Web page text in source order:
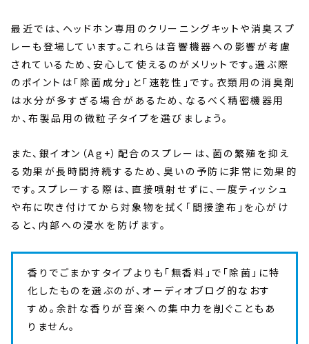
最近では、ヘッドホン専用のクリーニングキットや消臭スプ
レーも登場しています。これらは音響機器への影響が考慮
されているため、安心して使えるのがメリットです。選ぶ際
のポイントは「除菌成分」と「速乾性」です。衣類用の消臭剤
は水分が多すぎる場合があるため、なるべく精密機器用
か、布製品用の微粒子タイプを選びましょう。
また、銀イオン（Ag+）配合のスプレーは、菌の繁殖を抑え
る効果が長時間持続するため、臭いの予防に非常に効果的
です。スプレーする際は、直接噴射せずに、一度ティッシュ
や布に吹き付けてから対象物を拭く「間接塗布」を心がけ
ると、内部への浸水を防げます。
香りでごまかすタイプよりも「無香料」で「除菌」に特
化したものを選ぶのが、オーディオブログ的なおす
すめ。余計な香りが音楽への集中力を削ぐこともあ
りません。